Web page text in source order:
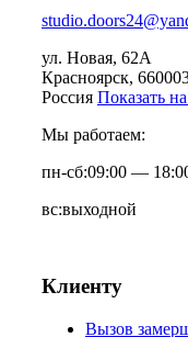
ул. Новая, 62А
Красноярск,
Россия Показать
Мы работаем:
пн-сб:09:00 —
вс:выходной
Клиенту
Вызов